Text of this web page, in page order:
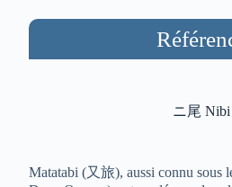
ニ尾 Nibi
Matatabi (又旅), aussi connu sous